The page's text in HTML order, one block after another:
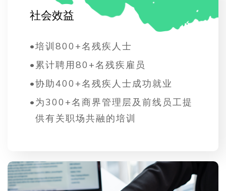
社会效益
•培训800+名残疾人士
• 累计聘用80+名残疾雇员
•协助400+名残疾人士成功就业
•为300+名商界管理层及前线员工提
供有关职场共融的培训